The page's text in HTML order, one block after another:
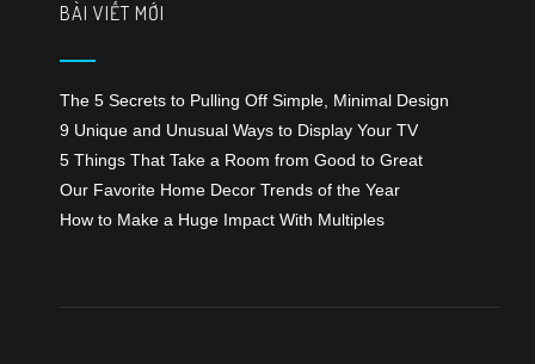
BÀI VIẾT MỚI
The 5 Secrets to Pulling Off Simple, Minimal Design
9 Unique and Unusual Ways to Display Your TV
5 Things That Take a Room from Good to Great
Our Favorite Home Decor Trends of the Year
How to Make a Huge Impact With Multiples